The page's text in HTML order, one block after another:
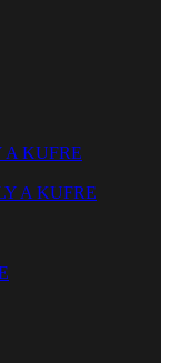
A KUFRE
A KUFRE